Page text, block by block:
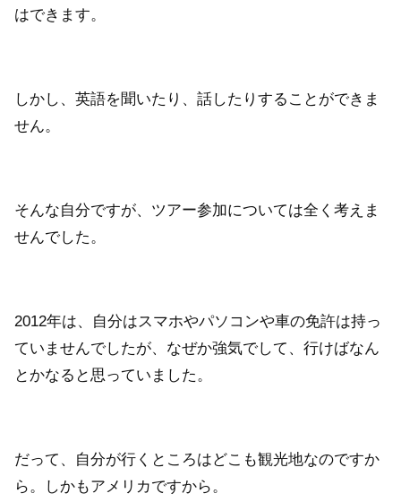
はできます。
しかし、英語を聞いたり、話したりすることができま
せん。
そんな自分ですが、ツアー参加については全く考えま
せんでした。
2012年は、自分はスマホやパソコンや車の免許は持っ
ていませんでしたが、なぜか強気でして、行けばなん
とかなると思っていました。
だって、自分が行くところはどこも観光地なのですか
ら。しかもアメリカですから。